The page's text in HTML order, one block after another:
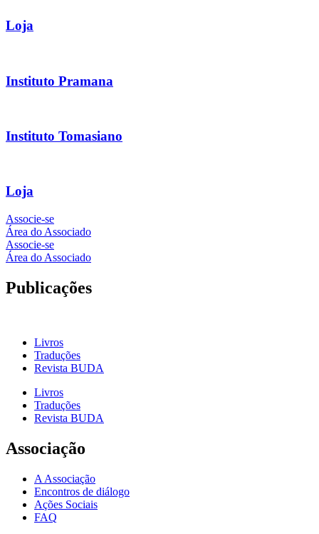
Loja
Instituto Pramana
Instituto Tomasiano
Loja
Associe-se
Área do Associado
Associe-se
Área do Associado
Publicações
Livros
Traduções
Revista BUDA
Livros
Traduções
Revista BUDA
Associação
A Associação
Encontros de diálogo
Ações Sociais
FAQ